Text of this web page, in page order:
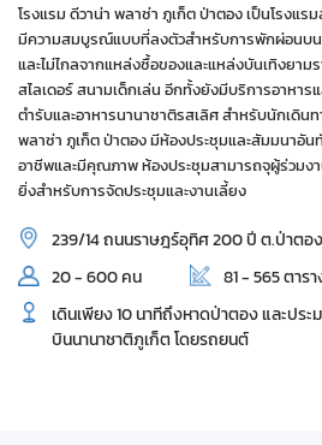
โรงแรม ดีวาน่า พลาซ่า ภูเก็ต ป่าตอง เป็นโรงแ
มีความสมบูรณ์แบบที่ลงตัวสำหรับการพักผ่อนบน
และไม่ไกลจากแหล่งซื้อของและแหล่งบันเทิงยาม
สไลเดอร์ สนามเด็กเล่น อีกทั้งยังมีบริการอาหาร
ตำรับและอาหารนานาชาติรสเลิศ สำหรับนักเดินท
พลาซ่า ภูเก็ต ป่าตอง มีห้องประชุมและสัมมนาอัน
อาชีพและมีคุณภาพ ห้องประชุมสามารถจุผู้ร่วมง
ยิ่งสำหรับการจัดประชุมและงานเลี้ยง
239/14 ถนนราษฎร์อุทิศ 200 ปี ต.ป่าตอ
20 - 600 คน
81 - 565 ตาร
เดินเพียง 10 นาทีถึงหาดป่าตอง และปร
บินนานาชาติภูเก็ต โดยรถยนต์